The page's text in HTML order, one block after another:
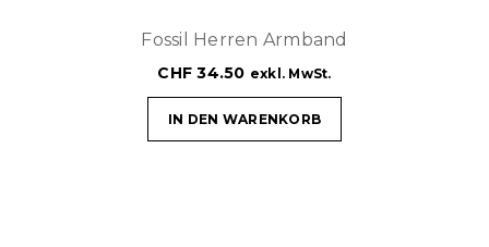
Fossil Herren Armband
CHF 34.50 exkl. MwSt.
IN DEN WARENKORB